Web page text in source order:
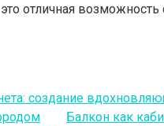
отличная возможность
создание
Балкон как